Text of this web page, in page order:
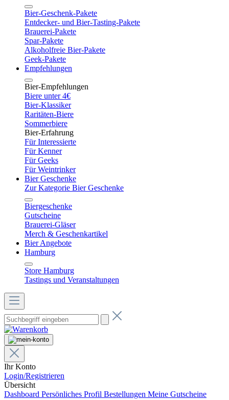
Bier-Geschenk-Pakete
Entdecker- und Bier-Tasting-Pakete
Brauerei-Pakete
Spar-Pakete
Alkoholfreie Bier-Pakete
Geek-Pakete
Empfehlungen
Bier-Empfehlungen
Biere unter 4€
Bier-Klassiker
Raritäten-Biere
Sommerbiere
Bier-Erfahrung
Für Interessierte
Für Kenner
Für Geeks
Für Weintrinker
Bier Geschenke
Zur Kategorie Bier Geschenke
Biergeschenke
Gutscheine
Brauerei-Gläser
Merch & Geschenkartikel
Bier Angebote
Hamburg
Store Hamburg
Tastings und Veranstaltungen
Ihr Konto
Login/Registrieren
Übersicht
Dashboard Persönliches Profil Bestellungen Meine Gutscheine